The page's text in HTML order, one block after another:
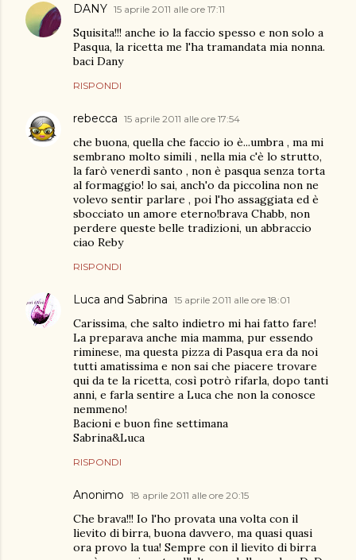
DANY 15 aprile 2011 alle ore 17:11
Squisita!!! anche io la faccio spesso e non solo a
Pasqua, la ricetta me l'ha tramandata mia nonna.
baci Dany
RISPONDI
rebecca 15 aprile 2011 alle ore 17:54
che buona, quella che faccio io è...umbra , ma mi
sembrano molto simili , nella mia c'è lo strutto,
la farò venerdì santo , non è pasqua senza torta
al formaggio! lo sai, anch'o da piccolina non ne
volevo sentir parlare , poi l'ho assaggiata ed è
sbocciato un amore eterno!brava Chabb, non
perdere queste belle tradizioni, un abbraccio
ciao Reby
RISPONDI
Luca and Sabrina 15 aprile 2011 alle ore 18:01
Carissima, che salto indietro mi hai fatto fare!
La preparava anche mia mamma, pur essendo
riminese, ma questa pizza di Pasqua era da noi
tutti amatissima e non sai che piacere trovare
qui da te la ricetta, così potrò rifarla, dopo tanti
anni, e farla sentire a Luca che non la conosce
nemmeno!
Bacioni e buon fine settimana
Sabrina&Luca
RISPONDI
Anonimo 18 aprile 2011 alle ore 20:15
Che brava!!! Io l'ho provata una volta con il
lievito di birra, buona davvero, ma quasi quasi
ora provo la tua! Sempre con il lievito di birra